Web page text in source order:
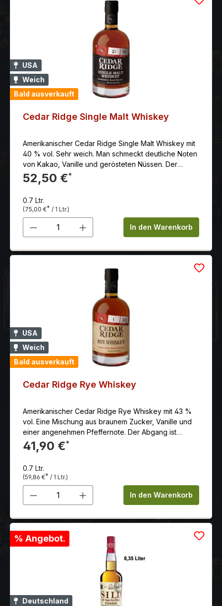
USA
Weich
Bald ausverkauft
Cedar Ridge Single Malt Whiskey
Amerikanischer Cedar Ridge Single Malt Whiskey mit
40 % vol. Sehr weich. Man schmeckt deutliche Noten
von Kakao, Vanille und gerösteten Nüssen. Der
Abgang ist Mittellang, mit einer angenehmen Würze,
die an Eichenholz erinnert.
52,50 €*
0.7 Ltr.
(75,00 €* / 1 Ltr.)
Produkt Anzahl: Gib denIn den Warenkorb
USA
Weich
Bald ausverkauft
Cedar Ridge Rye Whiskey
Amerikanischer Cedar Ridge Rye Whiskey mit 43 %
vol. Eine Mischung aus braunem Zucker, Vanille und
einer angenehmen Pfeffernote. Der Abgang ist
Mittellang, warm und mit einem Hauch von Eichenholz
und Gewürzen.
41,90 €*
0.7 Ltr.
(59,86 €* / 1 Ltr.)
Produkt Anzahl: Gib denIn den Warenkorb
% Angebot.
Deutschland